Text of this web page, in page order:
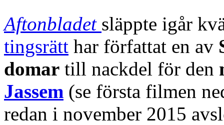
Aftonbladet släppte igår
tingsrätt har författat en av
domar till nackdel för den
Jassem (se första filmen
redan i november 2015